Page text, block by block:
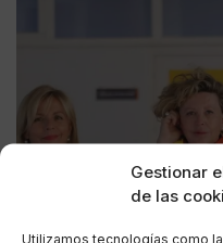
Gestionar
de las
Utilizamos tecnologías como